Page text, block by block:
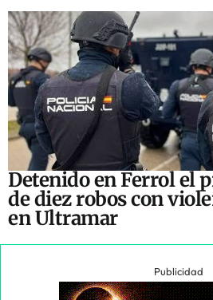
Detenido en Ferrol el
de diez robos con
en Ultramar
Publicidad